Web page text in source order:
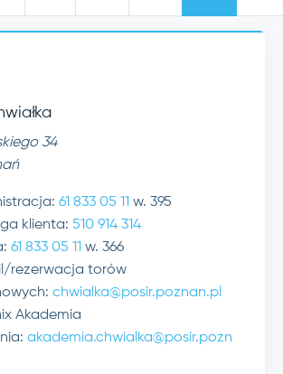
34
61 833 05 11 w. 395
klienta: 510 914 314
61 833 05 11 w. 366
rezerwacja torów
chwialka@posir.poznan.pl
Akademia
akademia.chwialka@posir.pozn